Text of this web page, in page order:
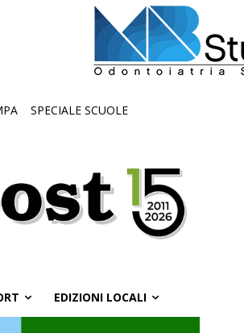
SPECIALE SCUOLE
EDIZIONI LOCALI